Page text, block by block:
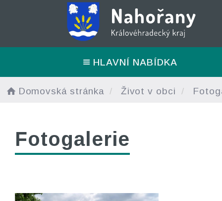
HLAVNÍ NABÍDKA
Domovská stránka Život v obci
Fotogalerie